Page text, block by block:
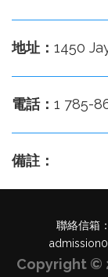
地址： 1450
電話： 1 785-
備註：
聯絡信箱：
Copyright ©